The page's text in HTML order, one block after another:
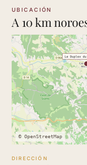
UBICACIÓN
A 10 km
© OpenStreetMap
DIRECCIÓN